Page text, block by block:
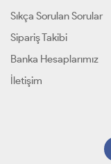
Sıkça Sorulan Sorular
Sipariş Takibi
Banka Hesaplarımız
İletişim